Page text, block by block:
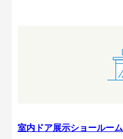
室内ドア展示ショールーム